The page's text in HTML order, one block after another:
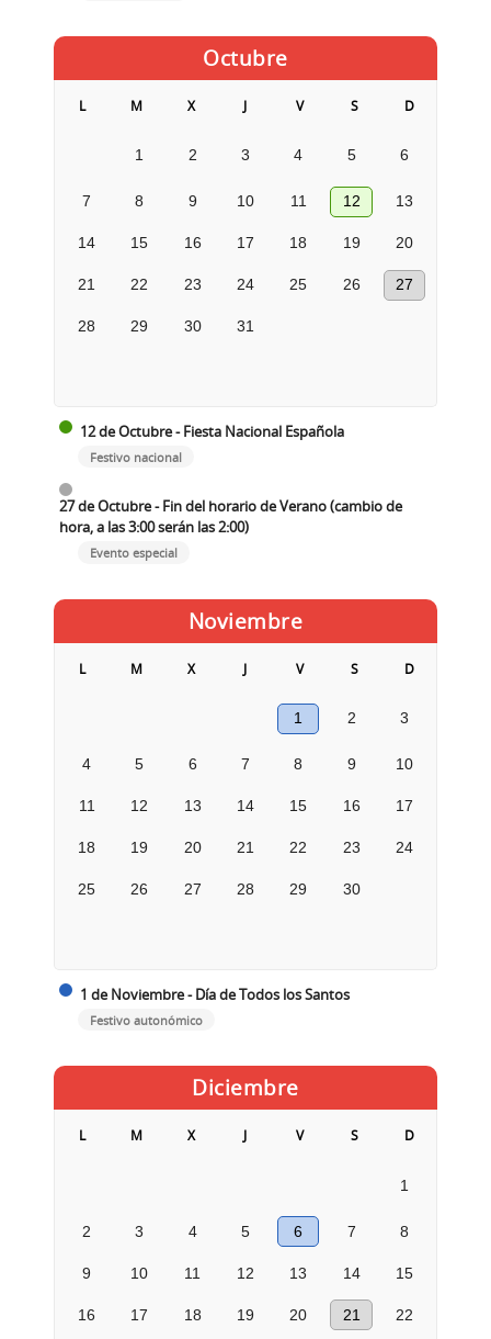
Octubre
L M X J V S D
1 2 3 4 5 6
7 8 9 10 11 12 13
14 15 16 17 18 19 20
21 22 23 24 25 26 27
28 29 30 31
12 de Octubre - Fiesta Nacional Española
Festivo nacional
27 de Octubre - Fin del horario de Verano (cambio de
hora, a las 3:00 serán las 2:00)
Evento especial
Noviembre
L M X J V S D
1 2 3
4 5 6 7 8 9 10
11 12 13 14 15 16 17
18 19 20 21 22 23 24
25 26 27 28 29 30
1 de Noviembre - Día de Todos los Santos
Festivo autonómico
Diciembre
L M X J V S D
1
2 3 4 5 6 7 8
9 10 11 12 13 14 15
16 17 18 19 20 21 22